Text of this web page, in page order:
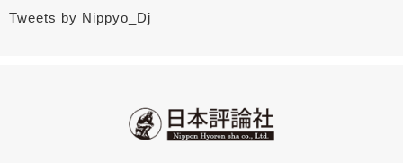
Tweets by Nippyo_Dj